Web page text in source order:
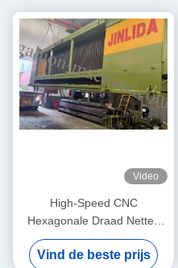
Video
High-Speed CNC
Hexagonale Draad Netten
Machine JINLIDA Gabion
Mesh Machine Manufacturer
Vind de beste prijs